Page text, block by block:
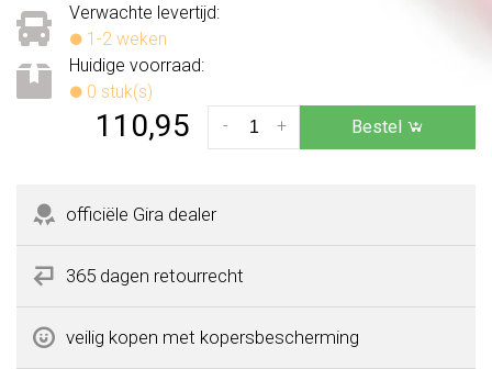
Verwachte levertijd:
1-2 weken
Huidige voorraad:
0 stuk(s)
110,95 +
- Bestel
officiële Gira dealer
365 dagen retourrecht
veilig kopen met kopersbescherming